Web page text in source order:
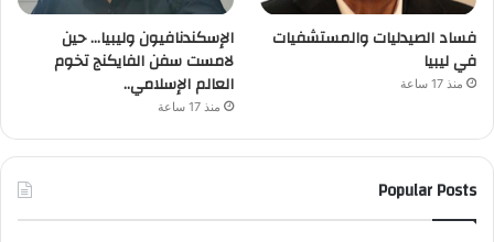
فساد الصيدليات والمستشفيات
في ليبيا
منذ 17 ساعة
الإسكندنافيون وليبيا… حين
لامست سفن الفايكنج تخوم
العالم الإسلامي..
منذ 17 ساعة
Popular Posts